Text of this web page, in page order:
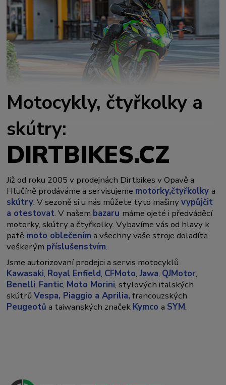
Motocykly, čtyřkolky a
skútry:
DIRTBIKES.CZ
Již od roku 2005 v prodejnách Dirtbikes v Opavě a
Hlučíně prodáváme a servisujeme motorky,čtyřkolkya
skútry. V sezoně si u nás můžete tyto mašinyvypůjčit
a otestovat. V našem bazaru máme ojeté i předváděcí
motorky, skútry a čtyřkolky. Vybavíme vás od hlavy k
patě moto oblečením a všechny vaše stroje doladíte
veškerým příslušenstvím.
Jsme autorizovaní prodejci a servis motocyklů
Kawasaki, Royal Enfield, CFMoto,Jawa, QJMotor,
Benelli, Fantic, Moto Morini, stylových italských
skútrůVespa, Piaggio a Aprilia, francouzských
Peugeotů a taiwanských značek Kymcoa SYM.